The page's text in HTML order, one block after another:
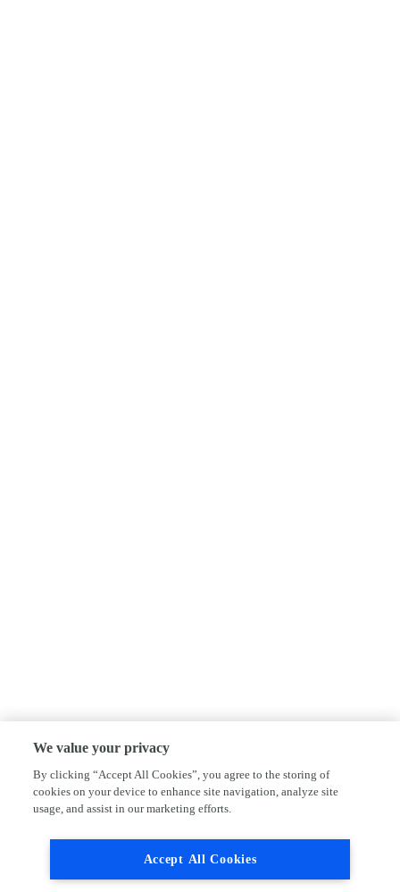
We value your privacy
By clicking “Accept All Cookies”, you agree to the storing of
cookies on your device to enhance site navigation, analyze site
usage, and assist in our marketing efforts.
Accept All Cookies